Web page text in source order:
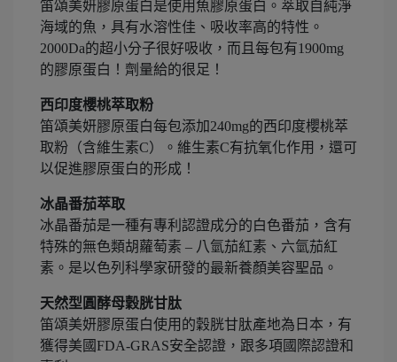
笛頌美妍膠原蛋白是使用魚膠原蛋白。萃取自純淨
海域的魚，具有水溶性佳、吸收率高的特性。
2000Da的超小分子很好吸收，而且每包有1900mg
的膠原蛋白！劑量給的很足！
西印度櫻桃萃取粉
笛頌美妍膠原蛋白每包添加240mg的西印度櫻桃萃
取粉（含維生素C）。維生素C有抗氧化作用，還可
以促進膠原蛋白的形成！
冰晶番茄萃取
冰晶番茄是一種有專利認證成分的白色番茄，含有
特殊的無色類胡蘿萄素 – 八氫茄紅素、六氫茄紅
素。是以色列科學家研發的最新養顏美容聖品。
天然型圓酵母穀胱甘肽
笛頌美妍膠原蛋白使用的穀胱甘肽產地為日本，有
獲得美國FDA-GRAS安全認證，跟多項國際認證和